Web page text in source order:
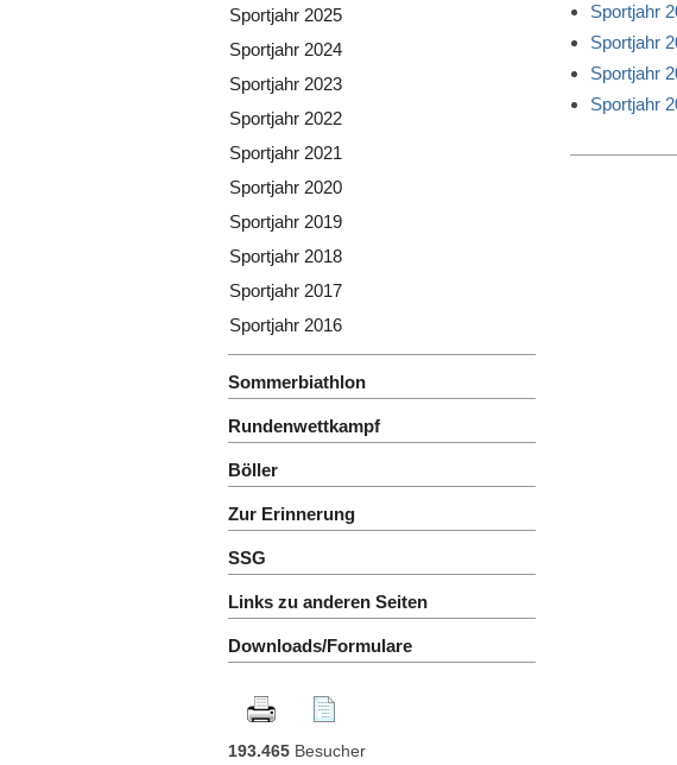
Sportjahr
Sportjahr
Sportjahr
Sportjahr
Sportjahr 2025
Sportjahr 2024
Sportjahr 2023
Sportjahr 2022
Sportjahr 2021
Sportjahr 2020
Sportjahr 2019
Sportjahr 2018
Sportjahr 2017
Sportjahr 2016
Sommerbiathlon
Rundenwettkampf
Böller
Zur Erinnerung
SSG
Links zu anderen Seiten
Downloads/Formulare
193.465 Besucher